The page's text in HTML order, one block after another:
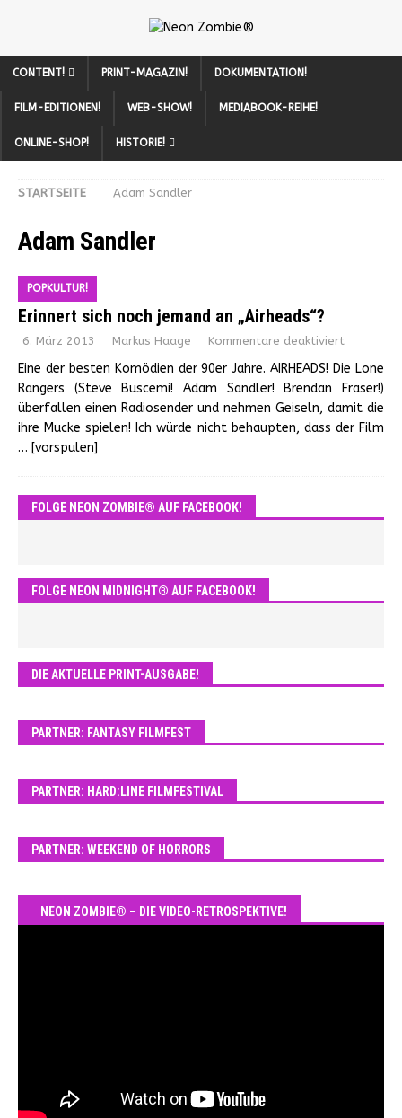
CONTENT! PRINT-MAGAZIN! DOKUMENTATION!
FILM-EDITIONEN! WEB-SHOW! MEDIABOOK-REIHE!
ONLINE-SHOP! HISTORIE!
STARTSEITE Adam Sandler
Adam Sandler
POPKULTUR!
Erinnert sich noch jemand an „Airheads“?
6. März 2013 Markus Haage Kommentare deaktiviert
Eine der besten Komödien der 90er Jahre. AIRHEADS! Die Lone
Rangers (Steve Buscemi! Adam Sandler! Brendan Fraser!)
überfallen einen Radiosender und nehmen Geiseln, damit die
ihre Mucke spielen! Ich würde nicht behaupten, dass der Film
… [vorspulen]
FOLGE NEON ZOMBIE® AUF FACEBOOK!
FOLGE NEON MIDNIGHT® AUF FACEBOOK!
DIE AKTUELLE PRINT-AUSGABE!
PARTNER: FANTASY FILMFEST
PARTNER: HARD:LINE FILMFESTIVAL
PARTNER: WEEKEND OF HORRORS
NEON ZOMBIE® – DIE VIDEO-RETROSPEKTIVE!